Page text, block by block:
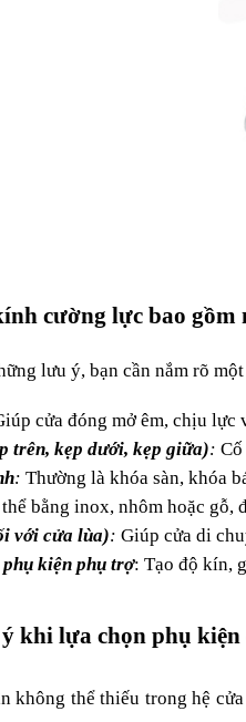
cường lực bao gồm
lưu ý, bạn cần nắm rõ
cửa đóng mở êm, chịu lực
trên, kẹp dưới, kẹp giữa):
: Thường là khóa sàn, khóa
bằng inox, nhôm hoặc gỗ,
với cửa lùa): Giúp cửa di
kiện phụ trợ: Tạo độ kín,
khi lựa chọn phụ
không thể thiếu trong hệ